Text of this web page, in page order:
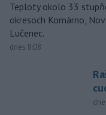
Teploty okolo 33
okresoch Komárno,
Lučenec.
dnes 8:08